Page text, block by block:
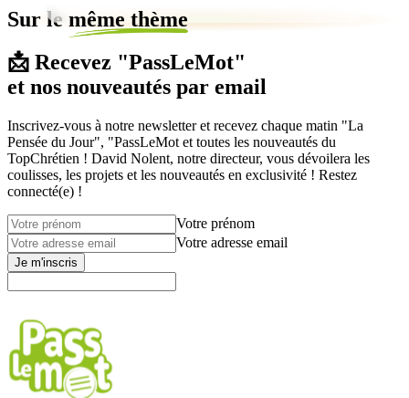
Sur le même thème
📩 Recevez "PassLeMot"
et nos nouveautés par email
Inscrivez-vous à notre newsletter et recevez chaque matin "La
Pensée du Jour", "PassLeMot et toutes les nouveautés du
TopChrétien ! David Nolent, notre directeur, vous dévoilera les
coulisses, les projets et les nouveautés en exclusivité ! Restez
connecté(e) !
Votre prénom
Votre adresse email
Je m'inscris